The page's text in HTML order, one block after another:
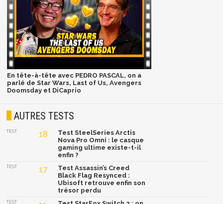
En tête-à-tête avec PEDRO PASCAL, on a
parlé de Star Wars, Last of Us, Avengers
Doomsday et DiCaprio
AUTRES TESTS
TEST 18
Test SteelSeries Arctis
Nova Pro Omni : le casque
gaming ultime existe-t-il
enfin ?
TEST 17
Test Assassin’s Creed
Black Flag Resynced :
Ubisoft retrouve enfin son
trésor perdu
TEST